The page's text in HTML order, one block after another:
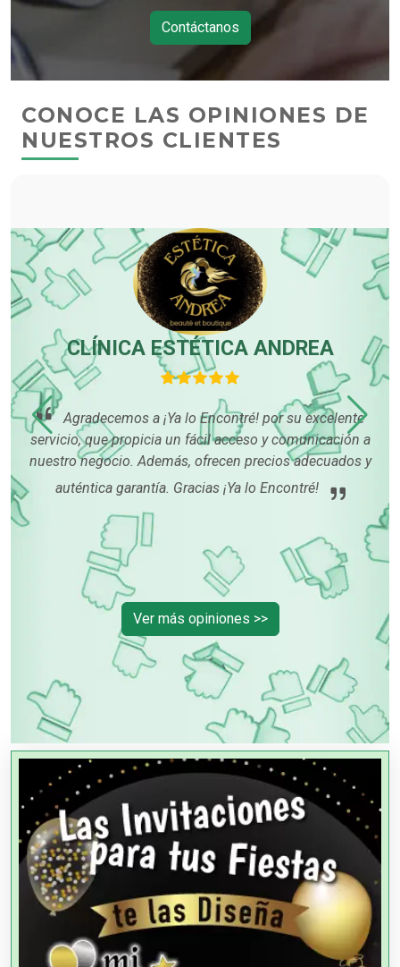
Contáctanos
CONOCE LAS OPINIONES DE
NUESTROS CLIENTES
CLÍNICA ESTÉTICA ANDREA
Agradecemos a ¡Ya lo Encontré! por su excelente
servicio, que propicia un fácil acceso y comunicación a
nuestro negocio. Además, ofrecen precios adecuados y
auténtica garantía. Gracias ¡Ya lo Encontré!
Ver más opiniones >>
OTROS NEGOCIOS